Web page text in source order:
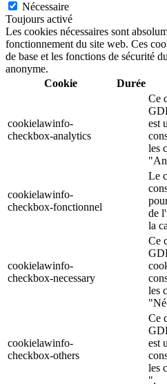
Nécessaire
Toujours activé
Les cookies nécessaires sont
fonctionnement du site web. Ces
de base et les fonctions de sécurité
anonyme.
Cookie
Durée
cookielawinfo-
checkbox-analytics
Ce
est
les
cookielawinfo-
checkbox-fonctionnel
Le
de
la
cookielawinfo-
checkbox-necessary
Ce
les
cookielawinfo-
checkbox-others
Ce
est
les
".